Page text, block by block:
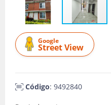
Google
Street View
Código: 9492840